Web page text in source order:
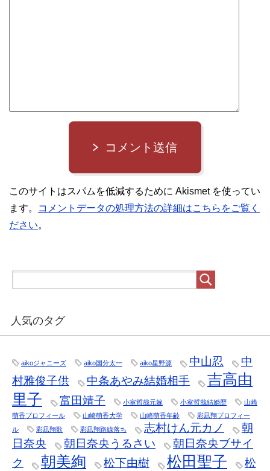
コメント送信
このサイトはスパムを低減するために Akismet を使ってい
ます。
コメントデータの処理方法の詳細はこちらをご覧く
ださい。
人気のタグ
aikoジャニーズ aiko国分太一 aiko星野源 中山忍
中
村雅俊子供
中条あやみ結婚相手
吉高由
里子
富田靖子 小室哲哉元嫁 小室哲哉結婚歴
山崎
萌香プロフィール
山崎萌香大学 山崎萌香年齢
彩凪翔プロフィー
ル
彩凪翔歌 彩凪翔路線落ち 志村けん元カノ
朝
日奈央
朝日奈央うるさい
朝日奈央ブサイ
ク
朝美絢 松下由樹 松田聖子
松